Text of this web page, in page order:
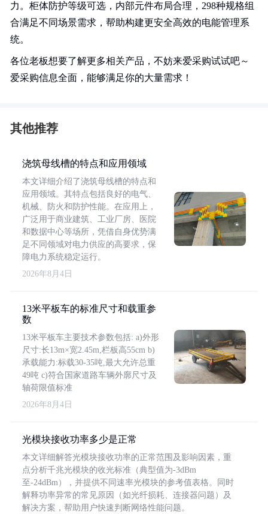
力。柜体防护等级可选，内部元件布局合理，298种规格组
合满足不同场景需求，帮助构建更安全高效的电能管理系
统。
各位老板想要了解更多相关产品，不妨来爱采购试试吧～
爱采购信息全面，能够满足你的大量需求！
其他推荐
浇筑母线槽的特点和应用领域
本文详细介绍了浇筑母线槽的特点和
应用领域。其特点包括良好的电气、
机械、防火和防护性能。在应用上，
广泛用于商业建筑、工业厂房、医院
和数据中心等场所，凭借自身优势满
足不同领域对电力供应的高要求，保
障电力系统稳定运行。
2026年8月4日
13米平板车的标准尺寸和载重参
数
13米平板车主要技术参数包括: a)外形
尺寸:长13m×宽2.45m,栏板高55cm b)
承载能力:标载30-35吨,最大允许总重
49吨 c)符合国家道路车辆外廓尺寸及
轴荷限值标准
2026年8月4日
光模块接收功率多少是正常
本文详细解答光模块接收功率的正常范围及影响因素，重
点分析千兆光模块的收光标准（典型值为-3dBm
至-24dBm），并提供不同速率光模块的参考值表格。同时
解释功率异常的常见原因（如光纤损耗、连接器问题）及
解决方案，帮助用户快速判断网络性能问题。